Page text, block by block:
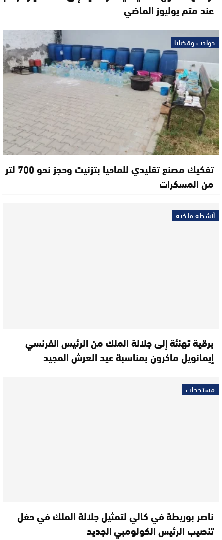
عند متم يوليوز الماضي
حوادث وقضايا
تفكيك مصنع تقليدي للماحيا بتزنيت وحجز نحو 700 لتر
من المسكرات
أنشطة ملكية
برقية تهنئة إلى جلالة الملك من الرئيس الفرنسي
إيمانويل ماكرون بمناسبة عيد العرش المجيد
مستجدات
ناصر بوريطة في كالي لتمثيل جلالة الملك في حفل
تنصيب الرئيس الكولومبي الجديد